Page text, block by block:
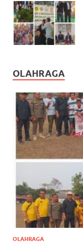
OLAHRAGA
OLAHRAGA